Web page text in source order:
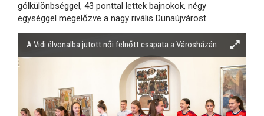
gólkülönbséggel, 43 ponttal lettek bajnokok, négy
egységgel megelőzve a nagy rivális Dunaújvárost.
A Vidi élvonalba jutott női felnőtt csapata a Városházán